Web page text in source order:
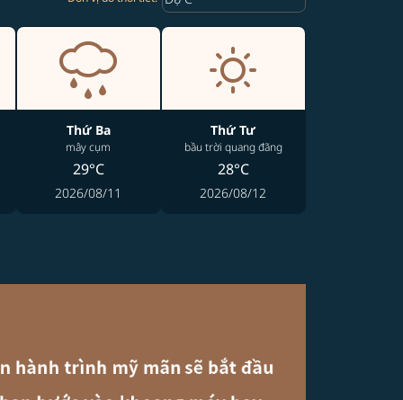
Thứ Ba
mây cụm
29°C
2026/08/11
Thứ Tư
bầu trời quang đãng
28°C
2026/08/12